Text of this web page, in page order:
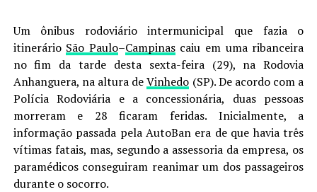
Um ônibus rodoviário intermunicipal que fazia o
itinerário São Paulo–Campinascaiu em uma ribanceira
no fim da tarde desta sexta-feira (29), na Rodovia
Anhanguera, na altura deVinhedo (SP). De acordo com a
Polícia Rodoviária e a concessionária, duas pessoas
morreram e 28 ficaram feridas. Inicialmente, a
informação passada pela AutoBan era de que havia três
vítimas fatais, mas, segundo a assessoria da empresa, os
paramédicos conseguiram reanimar um dos passageiros
durante o socorro.